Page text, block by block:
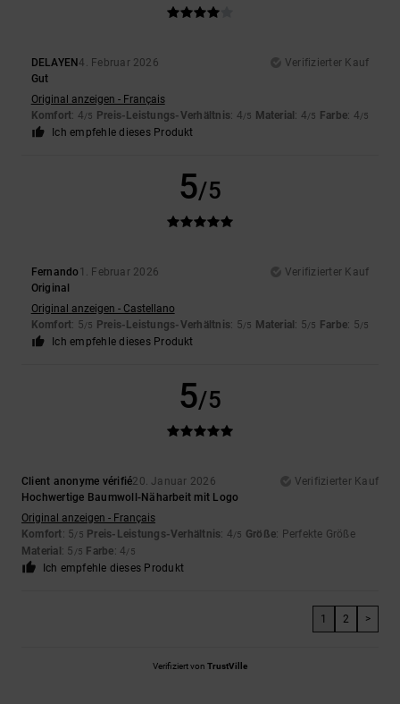
DELAYEN4. Februar 2026
Verifizierter Kauf
Gut
Original anzeigen - Français
Komfort: 4/5 Preis-Leistungs-Verhältnis: 4/5 Material : 4/5 Farbe: 4/5
Ich empfehle dieses Produkt
5/5
Fernando1. Februar 2026
Verifizierter Kauf
Original
Original anzeigen - Castellano
Komfort: 5/5 Preis-Leistungs-Verhältnis: 5/5 Material : 5/5 Farbe: 5/5
Ich empfehle dieses Produkt
5/5
Client anonyme vérifié20. Januar 2026
Verifizierter Kauf
Hochwertige Baumwoll-Näharbeit mit Logo
Original anzeigen - Français
Komfort: 5/5 Preis-Leistungs-Verhältnis: 4/5 Größe: Perfekte Größe
Material : 5 /5 Farbe: 4/5
Ich empfehle dieses Produkt
1 2 >
Verifiziert von TrustVille